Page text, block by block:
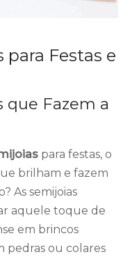
para Festas e
que Fazem a
para festas, o
brilham e fazem
As semijoias
aquele toque de
em brincos
pedras ou colares